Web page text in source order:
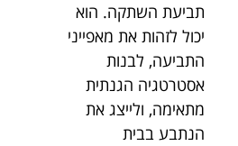
תביעת השתקה. הוא
יכול לזהות את מאפייני
התביעה, לבנות
אסטרטגיה הגנתית
מתאימה, ולייצג את
הנתבע בבית